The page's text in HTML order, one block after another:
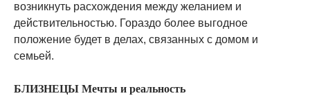
возникнуть расхождения между желанием и
действительностью. Гораздо более выгодное
положение будет в делах, связанных с домом и
семьей.
БЛИЗНЕЦЫ Мечты и реальность